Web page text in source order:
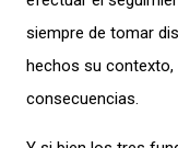
siempre de tomar
hechos su contexto,
consecuencias.